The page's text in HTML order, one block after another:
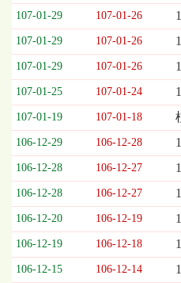
欄
位
依
序
開
標
期、
截
標
日
期、
公
告
事
項
107-01-29 107-01-26
107-01-29 107-01-26
107-01-29 107-01-26
107-01-25 107-01-24
107-01-19 107-01-18
106-12-29 106-12-28
106-12-28 106-12-27
106-12-28 106-12-27
106-12-20 106-12-19
106-12-19 106-12-18
106-12-15 106-12-14